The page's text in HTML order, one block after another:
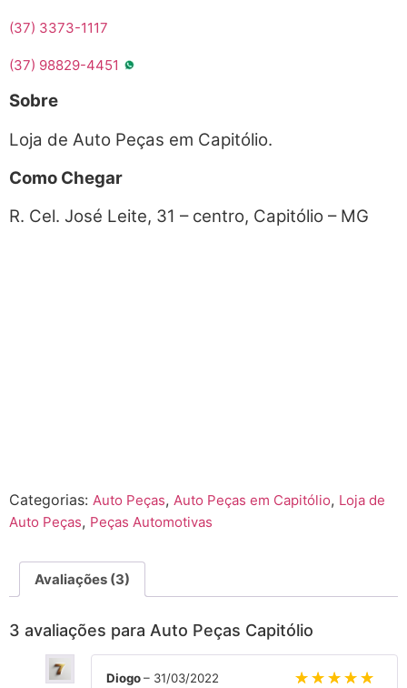
(37) 3373-1117
(37) 98829-4451
Sobre
Loja de Auto Peças em Capitólio.
Como Chegar
R. Cel. José Leite, 31 – centro, Capitólio – MG
Categorias: Auto Peças, Auto Peças em Capitólio, Loja de
Auto Peças, Peças Automotivas
Avaliações (3)
3 avaliações para Auto Peças Capitólio
Diogo– 31/03/2022